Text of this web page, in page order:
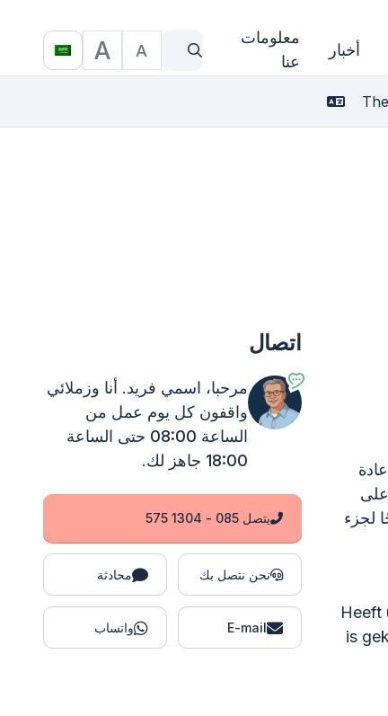
أخبار
معلومات
عنا
ما الذي تبحث عنه؟
حجم الخط
A
A
على
لجزء
Heeft
is
اتصال
مرحبا، اسمي فريد. أنا وزملائي
واقفون كل يوم عمل من
الساعة 08:00 حتى الساعة
18:00 جاهز لك.
يتصل 085 - 1304 575
نحن نتصل بك محادثة
E-mail واتساب